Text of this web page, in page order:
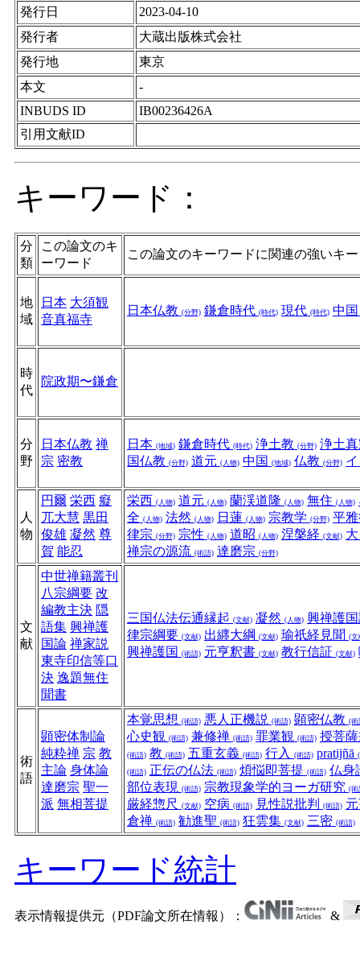
発行日
2023-04-10
発行者
大蔵出版株式会社
発行地
東京
本文
-
INBUDS ID
IB00236426A
引用文献ID
キーワード：
分
類
この論文のキ
ーワード
この論文のキーワードに関連の強いキ
地
域
日本 大須観
音真福寺
日本仏教 (分野) 鎌倉時代 (時代) 現代 (時代) 中
時
代
院政期〜鎌倉
分
野
日本仏教 禅
宗 密教
日本 (地域) 鎌倉時代 (時代) 浄土教 (分野) 浄土
国仏教 (分野) 道元 (人物) 中国 (地域) 仏教 (分野)
人
物
円爾 栄西 癡
兀大慧 黒田
俊雄 凝然 尊
賀 能忍
栄西 (人物) 道元 (人物) 蘭渓道隆 (人物) 無住 (人物)
全 (人物) 法然 (人物) 日蓮 (人物) 宗教学 (分野) 平
律宗 (分野) 宗性 (人物) 道昭 (人物) 涅槃経 (文献)
禅宗の源流 (術語) 達磨宗 (分野)
文
献
中世禅籍叢刊
八宗綱要 改
編教主決 隠
語集 興禅護
国論 禅家説
東寺印信等口
決 逸題無住
聞書
三国仏法伝通縁起 (文献) 凝然 (人物) 興禅護
律宗綱要 (文献) 出纒大綱 (文献) 瑜祇経見聞 (文
興禅護国 (術語) 元亨釈書 (文献) 教行信証 (文献)
術
語
顕密体制論
純粋禅 宗 教
主論 身体論
達磨宗 聖一
派 無相菩提
本覚思想 (術語) 悪人正機説 (術語) 顕密仏教 (術
心史観 (術語) 兼修禅 (術語) 罪業観 (術語) 授菩
(術語) 教 (術語) 五重玄義 (術語) 行入 (術語) pratijñā
(術語) 正伝の仏法 (術語) 煩悩即菩提 (術語) 仏身
部位表現 (術語) 宗教現象学的ヨーガ研究 (術
厳経惣尺 (文献) 空病 (術語) 見性説批判 (術語)
倉禅 (術語) 勧進聖 (術語) 狂雲集 (文献) 三密 (術語)
キーワード統計
表示情報提供元（PDF論文所在情報）： &